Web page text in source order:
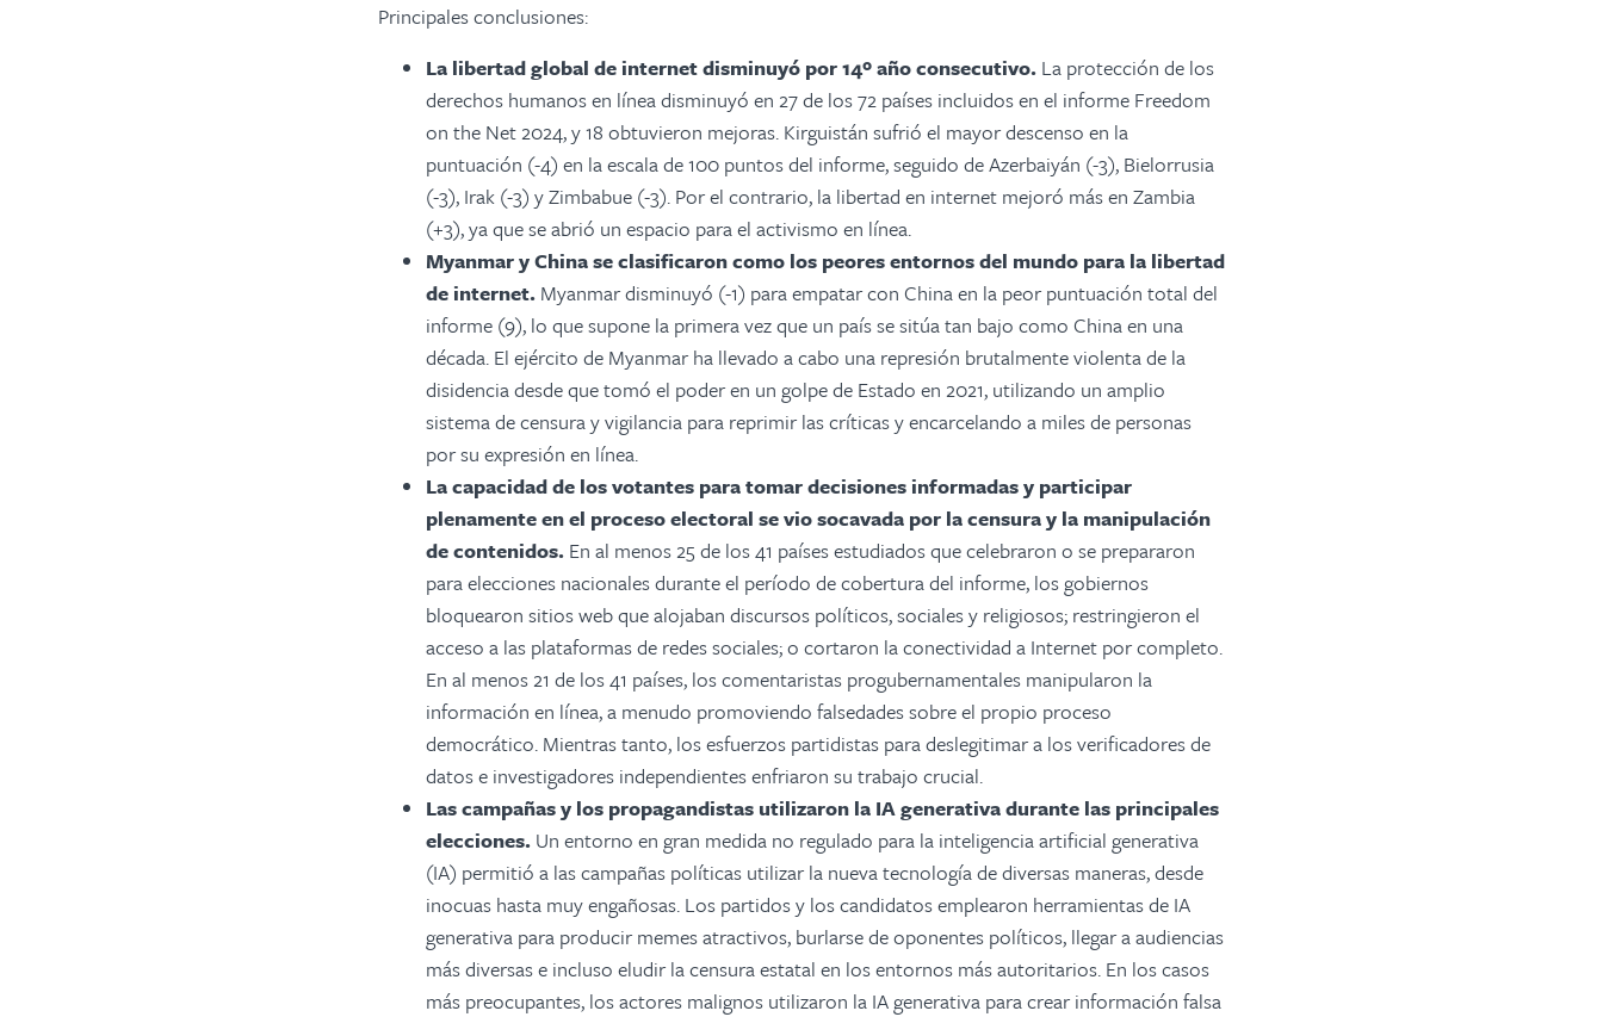
Principales conclusiones:
La libertad global de internet disminuyó por 14º año consecutivo. La protección de los
derechos humanos en línea disminuyó en 27 de los 72 países incluidos en el informe Freedom
on the Net 2024, y 18 obtuvieron mejoras. Kirguistán sufrió el mayor descenso en la
puntuación (-4) en la escala de 100 puntos del informe, seguido de Azerbaiyán (-3), Bielorrusia
(-3), Irak (-3) y Zimbabue (-3). Por el contrario, la libertad en internet mejoró más en Zambia
(+3), ya que se abrió un espacio para el activismo en línea.
Myanmar y China se clasificaron como los peores entornos del mundo para la libertad
de internet. Myanmar disminuyó (-1) para empatar con China en la peor puntuación total del
informe (9), lo que supone la primera vez que un país se sitúa tan bajo como China en una
década. El ejército de Myanmar ha llevado a cabo una represión brutalmente violenta de la
disidencia desde que tomó el poder en un golpe de Estado en 2021, utilizando un amplio
sistema de censura y vigilancia para reprimir las críticas y encarcelando a miles de personas
por su expresión en línea.
La capacidad de los votantes para tomar decisiones informadas y participar
plenamente en el proceso electoral se vio socavada por la censura y la manipulación
de contenidos. En al menos 25 de los 41 países estudiados que celebraron o se prepararon
para elecciones nacionales durante el período de cobertura del informe, los gobiernos
bloquearon sitios web que alojaban discursos políticos, sociales y religiosos; restringieron el
acceso a las plataformas de redes sociales; o cortaron la conectividad a Internet por completo.
En al menos 21 de los 41 países, los comentaristas progubernamentales manipularon la
información en línea, a menudo promoviendo falsedades sobre el propio proceso
democrático. Mientras tanto, los esfuerzos partidistas para deslegitimar a los verificadores de
datos e investigadores independientes enfriaron su trabajo crucial.
Las campañas y los propagandistas utilizaron la IA generativa durante las principales
elecciones. Un entorno en gran medida no regulado para la inteligencia artificial generativa
(IA) permitió a las campañas políticas utilizar la nueva tecnología de diversas maneras, desde
inocuas hasta muy engañosas. Los partidos y los candidatos emplearon herramientas de IA
generativa para producir memes atractivos, burlarse de oponentes políticos, llegar a audiencias
más diversas e incluso eludir la censura estatal en los entornos más autoritarios. En los casos
más preocupantes, los actores malignos utilizaron la IA generativa para crear información falsa